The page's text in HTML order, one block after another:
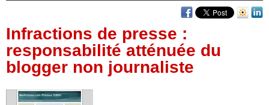
Infractions de presse :
responsabilité atténuée du
blogger non journaliste